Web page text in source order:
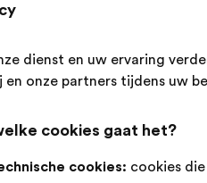
van
het
Il faut
de
dienst en uw ervaring
en onze partners tijdens uw
cookies gaat het?
cookies: cookies